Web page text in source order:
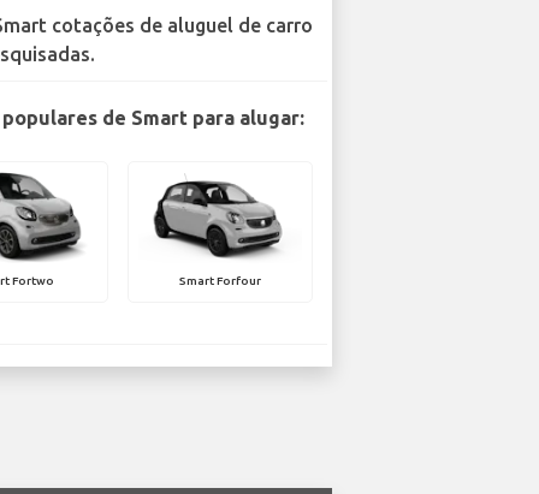
cotações de aluguel de carro
de Smart para alugar:
Fortwo Smart Forfour